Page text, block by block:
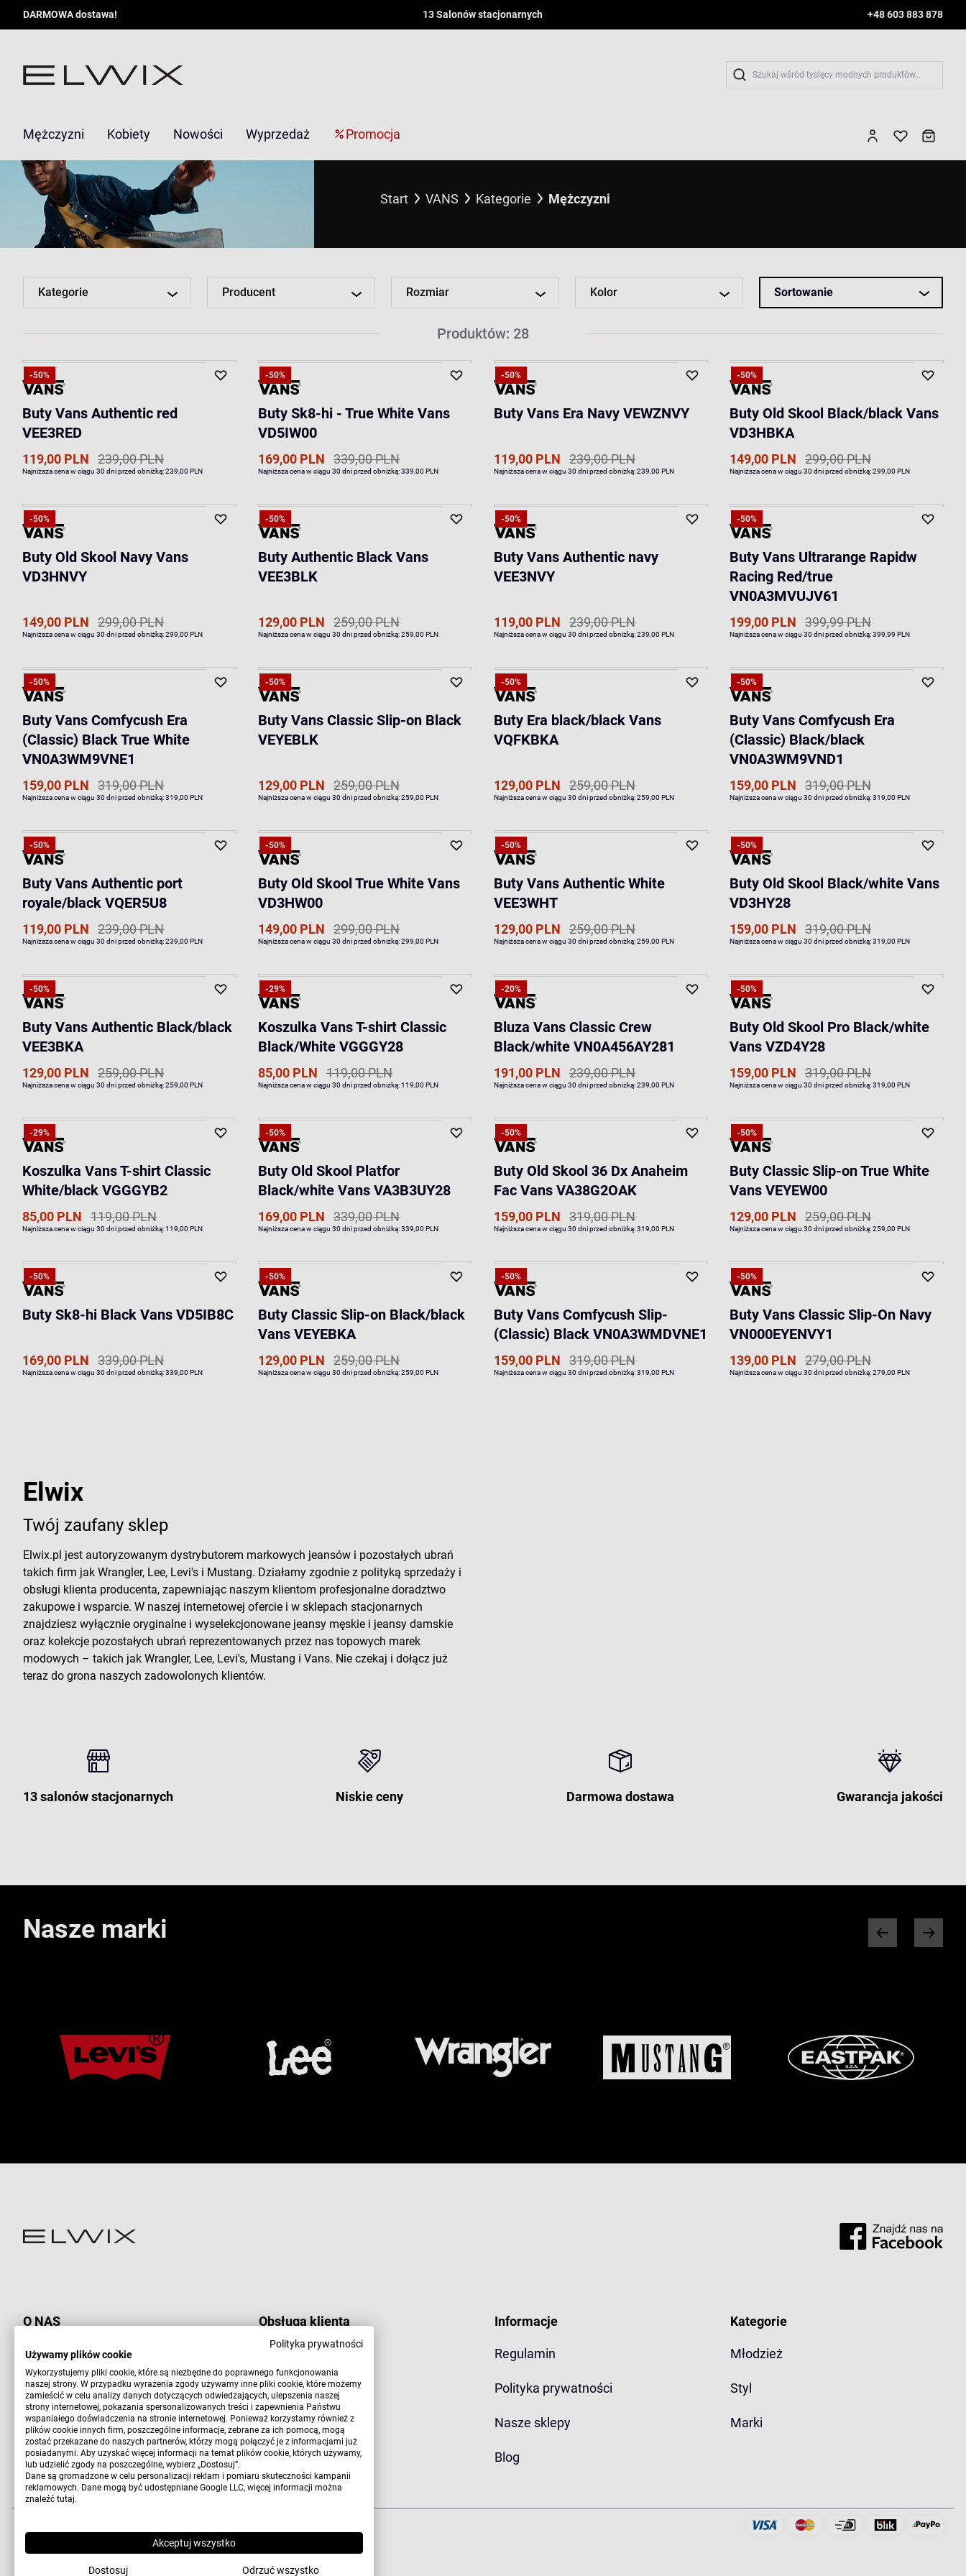
DARMOWA dostawa! 13 Salonów stacjonarnych +48 603 883 878
Mężczyzni Kobiety Nowości Wyprzedaż Promocja
Start VANS Kategorie Mężczyzni
Kategorie Producent Rozmiar Kolor Sortowanie
Produktów: 28
-50%
Buty Vans Authentic red
VEE3RED
119,00 PLN 239,00 PLN
Najniższa cena w ciągu 30 dni przed obniżką:239,00 PLN
-50%
Buty Sk8-hi - True White Vans
VD5IW00
169,00 PLN 339,00 PLN
Najniższa cena w ciągu 30 dni przed obniżką:339,00 PLN
-50%
Buty Vans Era Navy VEWZNVY
119,00 PLN 239,00 PLN
Najniższa cena w ciągu 30 dni przed obniżką:239,00 PLN
-50%
Buty Old Skool Black/black Vans
VD3HBKA
149,00 PLN 299,00 PLN
Najniższa cena w ciągu 30 dni przed obniżką:299,00 PLN
-50%
Buty Old Skool Navy Vans
VD3HNVY
149,00 PLN 299,00 PLN
Najniższa cena w ciągu 30 dni przed obniżką:299,00 PLN
-50%
Buty Authentic Black Vans
VEE3BLK
129,00 PLN 259,00 PLN
Najniższa cena w ciągu 30 dni przed obniżką:259,00 PLN
-50%
Buty Vans Authentic navy
VEE3NVY
119,00 PLN 239,00 PLN
Najniższa cena w ciągu 30 dni przed obniżką:239,00 PLN
-50%
Buty Vans Ultrarange Rapidw
Racing Red/true
VN0A3MVUJV61
199,00 PLN 399,99 PLN
Najniższa cena w ciągu 30 dni przed obniżką:399,99 PLN
-50%
Buty Vans Comfycush Era
(Classic) Black True White
VN0A3WM9VNE1
159,00 PLN 319,00 PLN
Najniższa cena w ciągu 30 dni przed obniżką:319,00 PLN
-50%
Buty Vans Classic Slip-on Black
VEYEBLK
129,00 PLN 259,00 PLN
Najniższa cena w ciągu 30 dni przed obniżką:259,00 PLN
-50%
Buty Era black/black Vans
VQFKBKA
129,00 PLN 259,00 PLN
Najniższa cena w ciągu 30 dni przed obniżką:259,00 PLN
-50%
Buty Vans Comfycush Era
(Classic) Black/black
VN0A3WM9VND1
159,00 PLN 319,00 PLN
Najniższa cena w ciągu 30 dni przed obniżką:319,00 PLN
-50%
Buty Vans Authentic port
royale/black VQER5U8
119,00 PLN 239,00 PLN
Najniższa cena w ciągu 30 dni przed obniżką:239,00 PLN
-50%
Buty Old Skool True White Vans
VD3HW00
149,00 PLN 299,00 PLN
Najniższa cena w ciągu 30 dni przed obniżką:299,00 PLN
-50%
Buty Vans Authentic White
VEE3WHT
129,00 PLN 259,00 PLN
Najniższa cena w ciągu 30 dni przed obniżką:259,00 PLN
-50%
Buty Old Skool Black/white Vans
VD3HY28
159,00 PLN 319,00 PLN
Najniższa cena w ciągu 30 dni przed obniżką:319,00 PLN
-50%
Buty Vans Authentic Black/black
VEE3BKA
129,00 PLN 259,00 PLN
Najniższa cena w ciągu 30 dni przed obniżką:259,00 PLN
-29%
Koszulka Vans T-shirt Classic
Black/White VGGGY28
85,00 PLN 119,00 PLN
Najniższa cena w ciągu 30 dni przed obniżką:119,00 PLN
-20%
Bluza Vans Classic Crew
Black/white VN0A456AY281
191,00 PLN 239,00 PLN
Najniższa cena w ciągu 30 dni przed obniżką:239,00 PLN
-50%
Buty Old Skool Pro Black/white
Vans VZD4Y28
159,00 PLN 319,00 PLN
Najniższa cena w ciągu 30 dni przed obniżką:319,00 PLN
-29%
Koszulka Vans T-shirt Classic
White/black VGGGYB2
85,00 PLN 119,00 PLN
Najniższa cena w ciągu 30 dni przed obniżką:119,00 PLN
-50%
Buty Old Skool Platfor
Black/white Vans VA3B3UY28
169,00 PLN 339,00 PLN
Najniższa cena w ciągu 30 dni przed obniżką:339,00 PLN
-50%
Buty Old Skool 36 Dx Anaheim
Fac Vans VA38G2OAK
159,00 PLN 319,00 PLN
Najniższa cena w ciągu 30 dni przed obniżką:319,00 PLN
-50%
Buty Classic Slip-on True White
Vans VEYEW00
129,00 PLN 259,00 PLN
Najniższa cena w ciągu 30 dni przed obniżką:259,00 PLN
-50%
Buty Sk8-hi Black Vans VD5IB8C
169,00 PLN 339,00 PLN
Najniższa cena w ciągu 30 dni przed obniżką:339,00 PLN
-50%
Buty Classic Slip-on Black/black
Vans VEYEBKA
129,00 PLN 259,00 PLN
Najniższa cena w ciągu 30 dni przed obniżką:259,00 PLN
-50%
Buty Vans Comfycush Slip-
(Classic) Black VN0A3WMDVNE1
159,00 PLN 319,00 PLN
Najniższa cena w ciągu 30 dni przed obniżką:319,00 PLN
-50%
Buty Vans Classic Slip-On Navy
VN000EYENVY1
139,00 PLN 279,00 PLN
Najniższa cena w ciągu 30 dni przed obniżką:279,00 PLN
Elwix
Twój zaufany sklep
Elwix.pl jest autoryzowanym dystrybutorem markowych jeansów i pozostałych ubrań
takich firm jak Wrangler, Lee, Levi's i Mustang. Działamy zgodnie z polityką sprzedaży i
obsługi klienta producenta, zapewniając naszym klientom profesjonalne doradztwo
zakupowe i wsparcie. W naszej internetowej ofercie i w sklepach stacjonarnych
znajdziesz wyłącznie oryginalne i wyselekcjonowane jeansy męskie i jeansy damskie
oraz kolekcje pozostałych ubrań reprezentowanych przez nas topowych marek
modowych – takich jak Wrangler, Lee, Levi's, Mustang i Vans. Nie czekaj i dołącz już
teraz do grona naszych zadowolonych klientów.
13 salonów stacjonarnych Niskie ceny Darmowa dostawa Gwarancja jakości
Nasze marki
O NAS
Sklep Elwix.pl
markowe spodnie Wrangler, Lee
Obsługa klienta:
Pn-Pt 9:00-15:00
tel. 603 883 878
sklep@elwix.pl
Obsługa klienta
Kontakt
Koszty wysyłki
Zwrot i wymiana
Płatności
Informacje
Regulamin
Polityka prywatności
Nasze sklepy
Blog
Kategorie
Młodzież
Styl
Marki
Wdrożenie i projekt:
CONVERTIS.pl
Sklep internetowy SOTE
Polityka prywatności
Używamy plików cookie
Wykorzystujemy pliki cookie, które są niezbędne do poprawnego funkcjonowania
naszej strony. W przypadku wyrażenia zgody używamy inne pliki cookie, które możemy
zamieścić w celu analizy danych dotyczących odwiedzających, ulepszenia naszej
strony internetowej, pokazania spersonalizowanych treści i zapewnienia Państwu
wspaniałego doświadczenia na stronie internetowej. Ponieważ korzystamy również z
plików cookie innych firm, poszczególne informacje, zebrane za ich pomocą, mogą
zostać przekazane do naszych partnerów, którzy mogą połączyć je z informacjami już
posiadanymi. Aby uzyskać więcej informacji na temat plików cookie, których używamy,
lub udzielić zgody na poszczególne, wybierz „Dostosuj”.
Dane są gromadzone w celu personalizacji reklam i pomiaru skuteczności kampanii
reklamowych. Dane mogą być udostępniane Google LLC, więcej informacji można
znaleźć tutaj.
Akceptuj wszystko
Dostosuj Odrzuć wszystko